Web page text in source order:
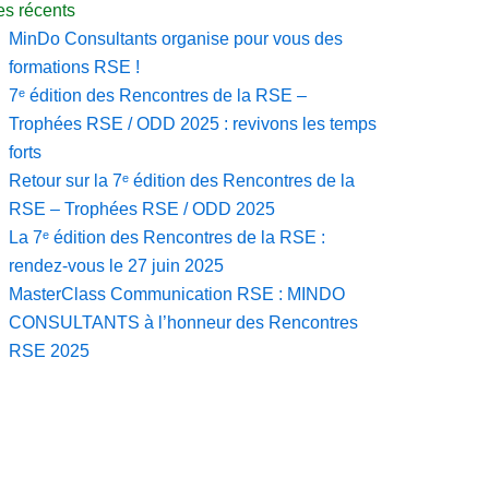
récents
MinDo Consultants organise pour vous des
formations RSE !
7ᵉ édition des Rencontres de la RSE –
Trophées RSE / ODD 2025 : revivons les temps
forts
Retour sur la 7ᵉ édition des Rencontres de la
RSE – Trophées RSE / ODD 2025
La 7ᵉ édition des Rencontres de la RSE :
rendez-vous le 27 juin 2025
MasterClass Communication RSE : MINDO
CONSULTANTS à l’honneur des Rencontres
RSE 2025